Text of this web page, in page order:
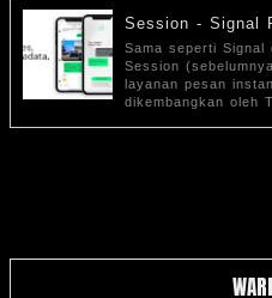
Session - Signal
Sama seperti Signal
Session
layanan pesan
dikembangkan oleh